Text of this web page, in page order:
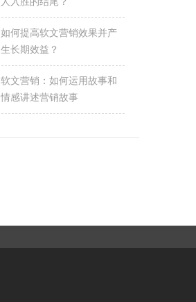
如何提高软文营销效果并产
生长期效益？
软文营销：如何运用故事和
情感讲述营销故事